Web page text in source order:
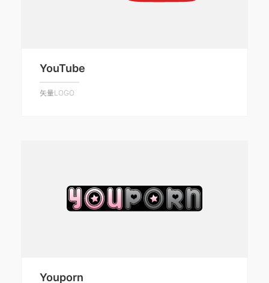
YouTube
矢量LOGO
Youporn